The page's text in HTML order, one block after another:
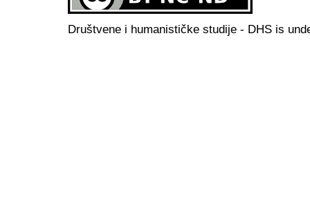
Društvene i humanističke studije - DHS is